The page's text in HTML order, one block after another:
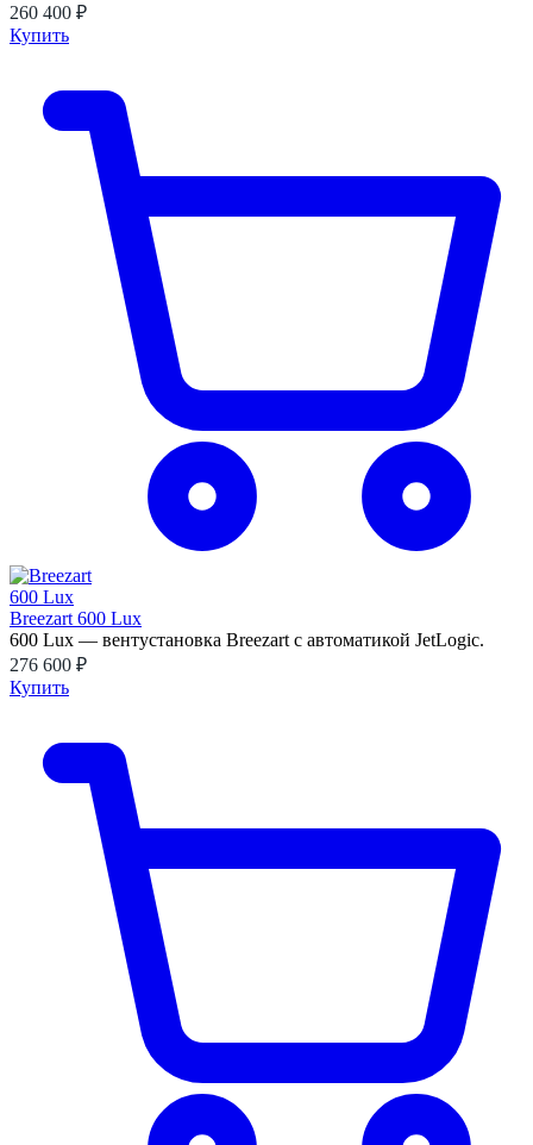
260 400 ₽
Купить
Breezart 600 Lux
600 Lux — вентустановка Breezart с автоматикой JetLogic.
276 600 ₽
Купить